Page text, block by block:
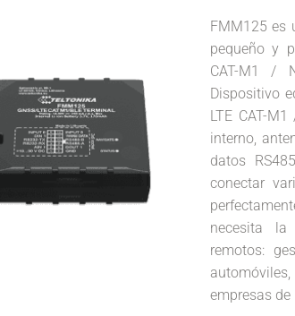
FMM125 es
pequeño y
CAT-M1 /
Dispositivo
LTE CAT-
interno,
datos
conectar
necesita
remotos:
empresas